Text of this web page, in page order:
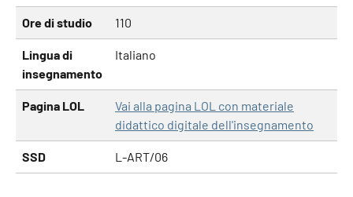
Ore di studio 110
Lingua di
insegnamento
Italiano
Pagina LOL
Vai alla pagina LOL con materiale
didattico digitale dell'insegnamento
SSD L-ART/06